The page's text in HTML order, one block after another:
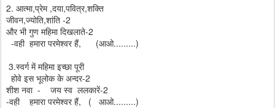
2. आत्मा,प्रेम ,दया,पवित्र,शक्ति
जीवन,ज्योति,शांति -2
और भी गुण महिमा दिखलाते-2
-वही हमारा परमेश्वर हैं, (आओ.........)
3.स्वर्ग में महिमा इच्छा पूरी
होवे इस भूलोक के अन्दर-2
शीश नवा - जय स्व ललकारें-2
-वही हमारा परमेश्वर हैं, ( आओ.........)